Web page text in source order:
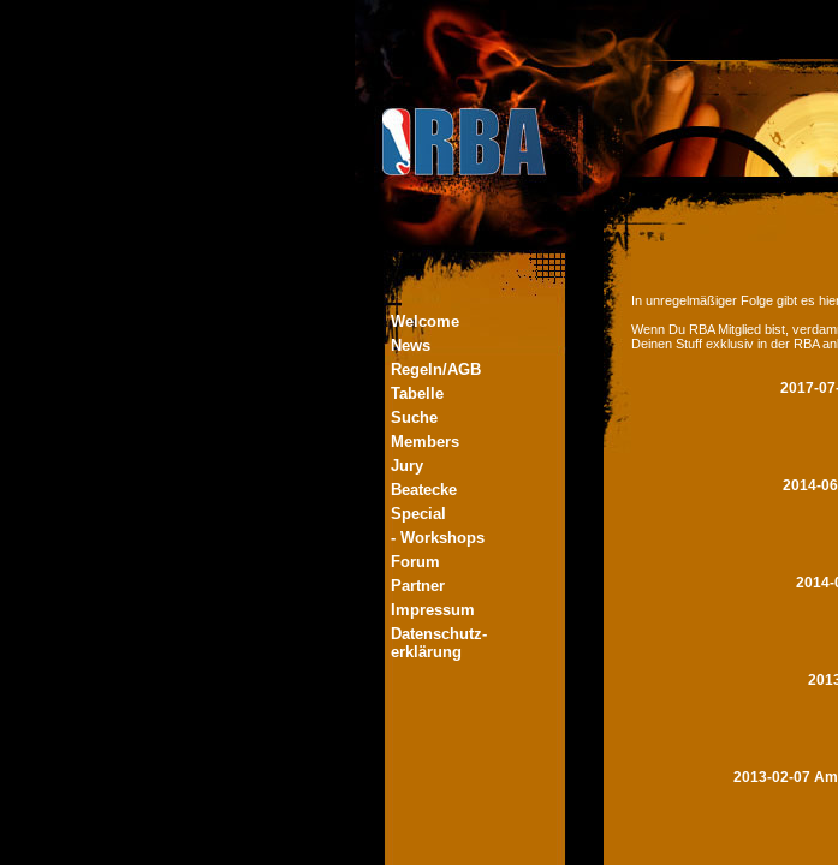
Welcome
News
Regeln/AGB
Tabelle
Suche
Members
Jury
Beatecke
Special
- Workshops
Forum
Partner
Impressum
Datenschutz-
erklärung
In unregelmäßiger Folge gibt es
Wenn Du RBA Mitglied bist,
Deinen Stuff exklusiv in der RBA
2017-
2014-
2014-
2013-02-07